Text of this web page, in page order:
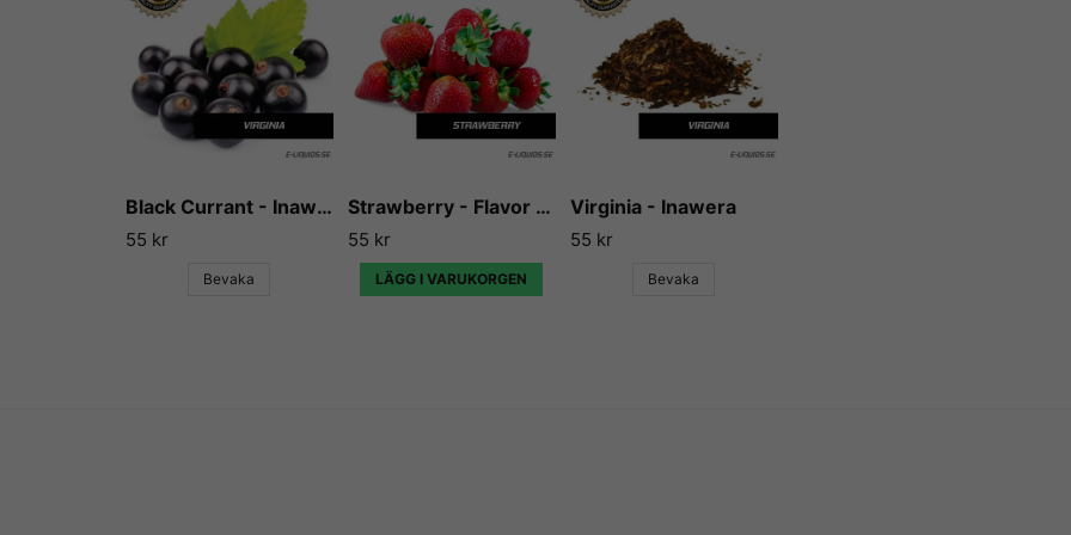
Black Currant - Inawera
55 kr
Bevaka
Strawberry - Flavor West
55 kr
LÄGG I VARUKORGEN
Virginia - Inawera
55 kr
Bevaka